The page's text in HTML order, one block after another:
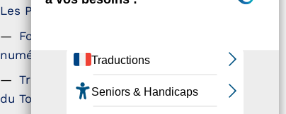
Les Petillantes
Formation Communication
numérique
Trophées Horizons – Acteurs
du Tourisme Durable